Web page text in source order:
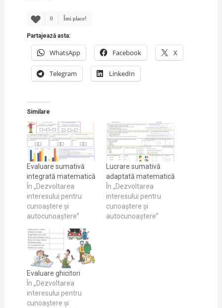
0 Îmi place!
Partajează asta:
WhatsApp Facebook X
Telegram LinkedIn
Similare
Evaluare sumativă
integrată matematică
În „Dezvoltarea
interesului pentru
cunoaştere și
autocunoaştere”
Lucrare sumativă
adaptată matematică
În „Dezvoltarea
interesului pentru
cunoaştere și
autocunoaştere”
Evaluare ghicitori
În „Dezvoltarea
interesului pentru
cunoaştere și